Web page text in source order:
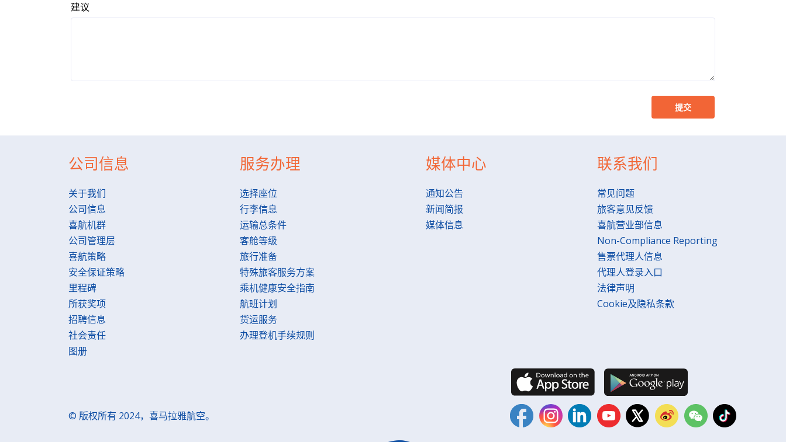
建议
提交
公司信息
关于我们
公司信息
喜航机群
公司管理层
喜航策略
安全保证策略
里程碑
所获奖项
招聘信息
社会责任
图册
服务办理
选择座位
行李信息
运输总条件
客舱等级
旅行准备
特殊旅客服务方案
乘机健康安全指南
航班计划
货运服务
办理登机手续规则
媒体中心
通知公告
新闻简报
媒体信息
联系我们
常见问题
旅客意见反馈
喜航营业部信息
Non-Compliance Reporting
售票代理人信息
代理人登录入口
法律声明
Cookie及隐私条款
© 版权所有 2024，喜马拉雅航空。